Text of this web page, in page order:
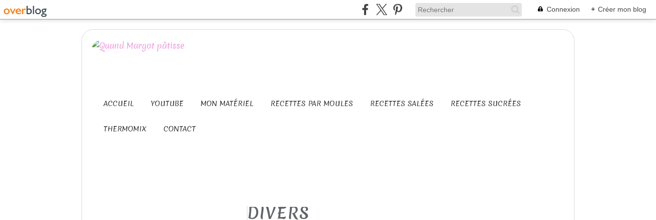
Connexion + Créer mon blog
ACCUEIL YOUTUBE MON MATÉRIEL RECETTES PAR MOULES RECETTES SALÉES RECETTES SUCRÉES
THERMOMIX CONTACT
DIVERS